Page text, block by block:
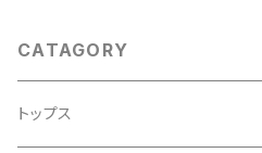
CATAGORY
トップス